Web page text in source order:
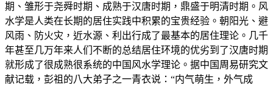
期、雏形于尧舜时期、成熟于汉唐时期，鼎盛于明清时期。风
水学是人类在长期的居住实践中积累的宝贵经验。朝阳光、避
风雨、防火灾，近水源、利出行成了最基本的居住理论。几千
年甚至几万年来人们不断的总结居住环境的优劣到了汉唐时期
就形成了很成熟很系统的中国风水学理论。据中国周易研究文
献记载，彭祖的八大弟子之一青衣说：“内气萌生，外气成